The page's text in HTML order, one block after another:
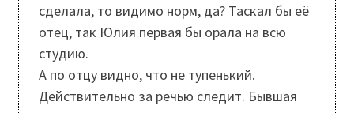
сделала, то видимо норм, да? Таскал бы её
отец, так Юлия первая бы орала на всю
студию.
А по отцу видно, что не тупенький.
Действительно за речью следит. Бывшая